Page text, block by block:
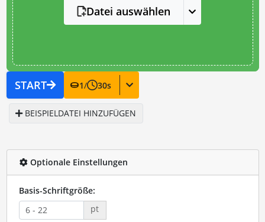
Datei auswählen
START 1/ 30s
BEISPIELDATEI HINZUFÜGEN
Optionale Einstellungen
Basis-Schriftgröße:
pt